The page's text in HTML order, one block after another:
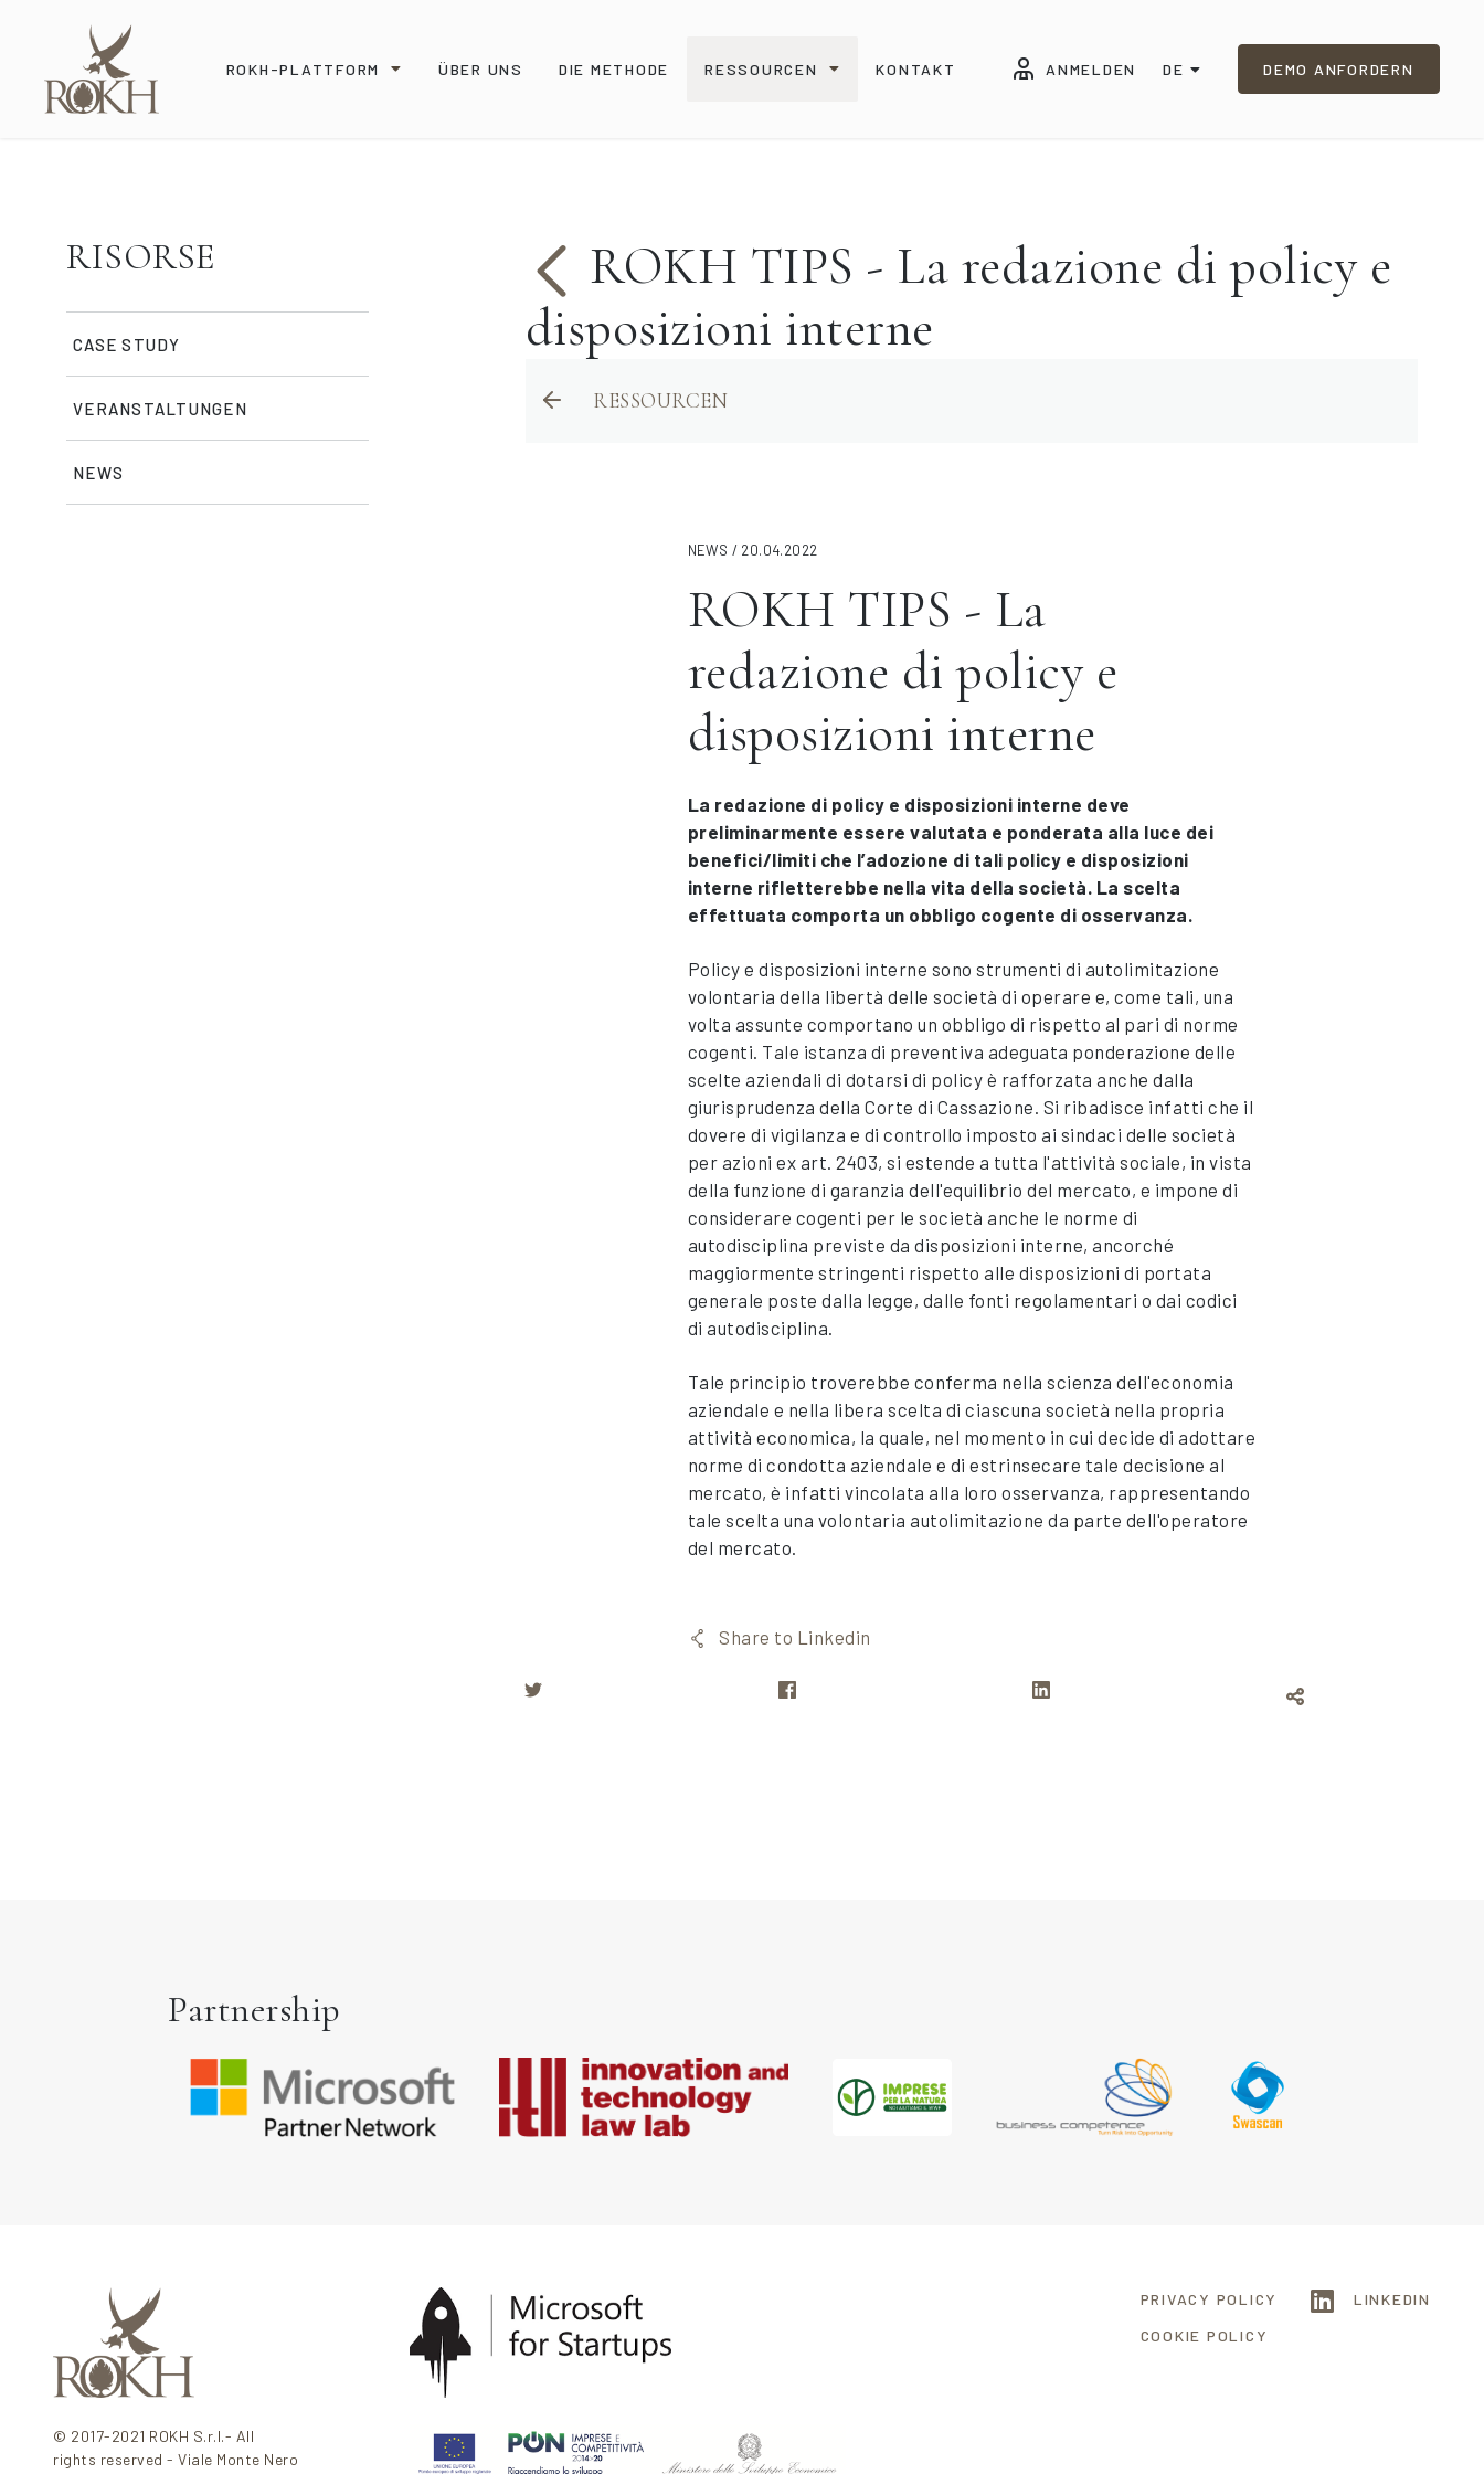
ROKH-PLATTFORM ÜBER UNS DIE METHODE RESSOURCEN KONTAKT ANMELDEN DE DEMO ANFORDERN
RISORSE
CASE STUDY
VERANSTALTUNGEN
NEWS
ROKH TIPS - La redazione di policy e
disposizioni interne
RESSOURCEN
NEWS / 20.04.2022
ROKH TIPS - La
redazione di policy e
disposizioni interne
La redazione di policy e disposizioni interne deve
preliminarmente essere valutata e ponderata alla luce dei
benefici/limiti che l’adozione di tali policy e disposizioni
interne rifletterebbe nella vita della società. La scelta
effettuata comporta un obbligo cogente di osservanza.
Policy e disposizioni interne sono strumenti di autolimitazione
volontaria della libertà delle società di operare e, come tali, una
volta assunte comportano un obbligo di rispetto al pari di norme
cogenti. Tale istanza di preventiva adeguata ponderazione delle
scelte aziendali di dotarsi di policy è rafforzata anche dalla
giurisprudenza della Corte di Cassazione. Si ribadisce infatti che il
dovere di vigilanza e di controllo imposto ai sindaci delle società
per azioni ex art. 2403, si estende a tutta l'attività sociale, in vista
della funzione di garanzia dell'equilibrio del mercato, e impone di
considerare cogenti per le società anche le norme di
autodisciplina previste da disposizioni interne, ancorché
maggiormente stringenti rispetto alle disposizioni di portata
generale poste dalla legge, dalle fonti regolamentari o dai codici
di autodisciplina.
Tale principio troverebbe conferma nella scienza dell'economia
aziendale e nella libera scelta di ciascuna società nella propria
attività economica, la quale, nel momento in cui decide di adottare
norme di condotta aziendale e di estrinsecare tale decisione al
mercato, è infatti vincolata alla loro osservanza, rappresentando
tale scelta una volontaria autolimitazione da parte dell'operatore
del mercato.
Share to Linkedin
Partnership
© 2017-2021 ROKH S.r.l.- All
rights reserved - Viale Monte Nero
PRIVACY POLICY
COOKIE POLICY
LINKEDIN